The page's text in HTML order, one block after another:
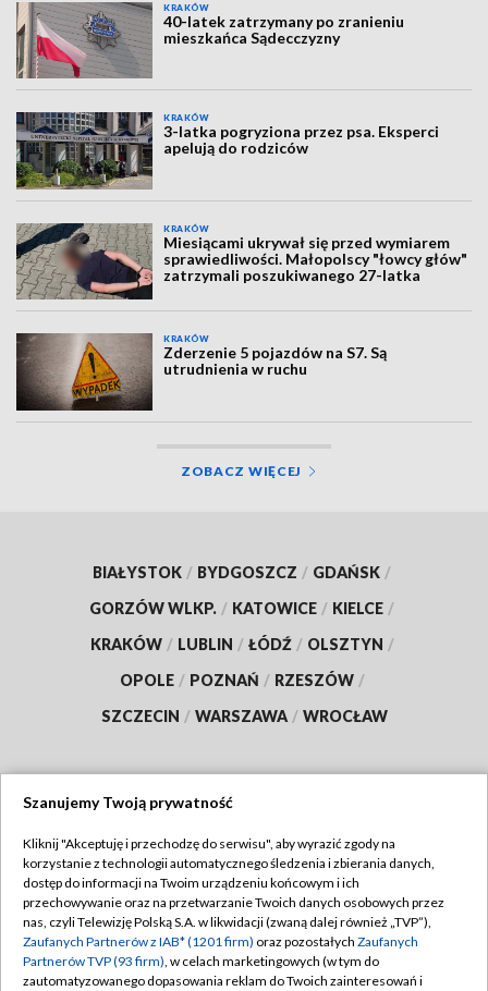
KRAKÓW
40-latek zatrzymany po zranieniu
mieszkańca Sądecczyzny
KRAKÓW
3-latka pogryziona przez psa. Eksperci
apelują do rodziców
KRAKÓW
Miesiącami ukrywał się przed wymiarem
sprawiedliwości. Małopolscy "łowcy głów"
zatrzymali poszukiwanego 27-latka
KRAKÓW
Zderzenie 5 pojazdów na S7. Są
utrudnienia w ruchu
ZOBACZ WIĘCEJ
BIAŁYSTOK / BYDGOSZCZ / GDAŃSK /
GORZÓW WLKP. / KATOWICE / KIELCE /
KRAKÓW / LUBLIN / ŁÓDŹ / OLSZTYN /
OPOLE / POZNAŃ / RZESZÓW /
SZCZECIN / WARSZAWA / WROCŁAW
TVP
Abonament TVP
Emisja w TVP
Centrum informacji TVP
Regulamin TVP
Polityka prywatności
Moje zgody
Szanujemy Twoją prywatność
Kliknij "Akceptuję i przechodzę do serwisu", aby wyrazić zgody na
korzystanie z technologii automatycznego śledzenia i zbierania danych,
dostęp do informacji na Twoim urządzeniu końcowym i ich
przechowywanie oraz na przetwarzanie Twoich danych osobowych przez
nas, czyli Telewizję Polską S.A. w likwidacji (zwaną dalej również „TVP”),
Zaufanych Partnerów z IAB* (1201 firm) oraz pozostałych Zaufanych
Partnerów TVP (93 firm), w celach marketingowych (w tym do
zautomatyzowanego dopasowania reklam do Twoich zainteresowań i